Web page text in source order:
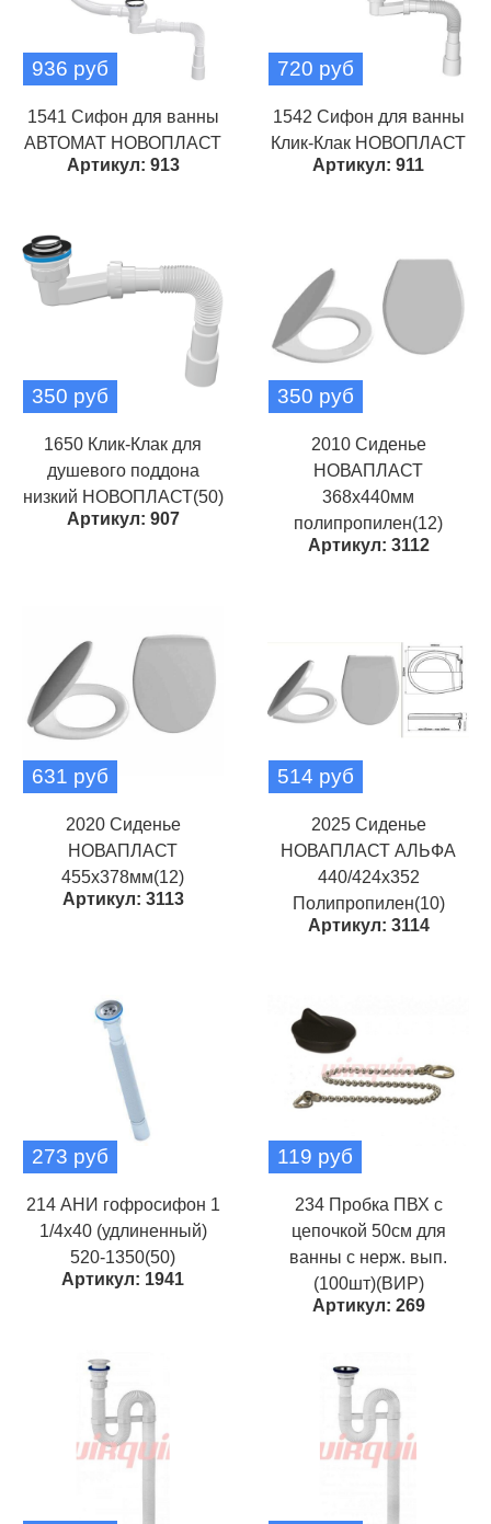
936 руб
1541 Сифон для ванны
АВТОМАТ НОВОПЛАСТ
Артикул: 913
720 руб
1542 Сифон для ванны
Клик-Клак НОВОПЛАСТ
Артикул: 911
350 руб
1650 Клик-Клак для
душевого поддона
низкий НОВОПЛАСТ(50)
Артикул: 907
350 руб
2010 Сиденье
НОВАПЛАСТ
368х440мм
полипропилен(12)
Артикул: 3112
631 руб
2020 Сиденье
НОВАПЛАСТ
455х378мм(12)
Артикул: 3113
514 руб
2025 Сиденье
НОВАПЛАСТ АЛЬФА
440/424х352
Полипропилен(10)
Артикул: 3114
273 руб
214 АНИ гофросифон 1
1/4х40 (удлиненный)
520-1350(50)
Артикул: 1941
119 руб
234 Пробка ПВХ с
цепочкой 50см для
ванны с нерж. вып.
(100шт)(ВИР)
Артикул: 269